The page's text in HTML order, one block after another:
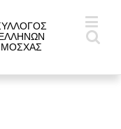
ΜΟΣΧΑΣ